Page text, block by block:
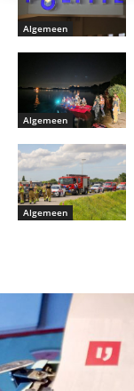
Algemeen
Algemeen
Algemeen